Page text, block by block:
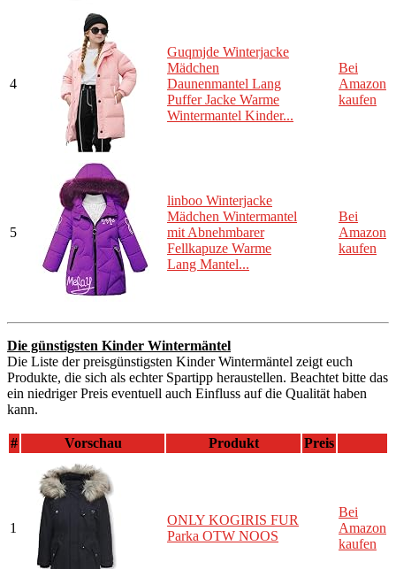
4
Guqmjde Winterjacke
Mädchen
Daunenmantel Lang
Puffer Jacke Warme
Wintermantel Kinder...
Bei
Amazon
kaufen
5
linboo Winterjacke
Mädchen Wintermantel
mit Abnehmbarer
Fellkapuze Warme
Lang Mantel...
Bei
Amazon
kaufen
Die günstigsten Kinder Wintermäntel
Die Liste der preisgünstigsten Kinder Wintermäntel zeigt euch
Produkte, die sich als echter Spartipp heraustellen. Beachtet bitte das
ein niedriger Preis eventuell auch Einfluss auf die Qualität haben
kann.
# Vorschau Produkt Preis
1
ONLY KOGIRIS FUR
Parka OTW NOOS
Bei
Amazon
kaufen